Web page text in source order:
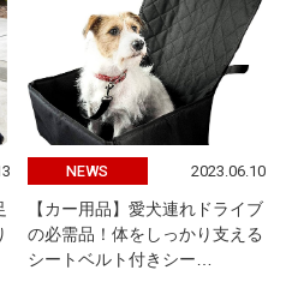
NEWS 2023.06.10
【カー用品】愛犬連れドライブ
の必需品！体をしっかり支える
シートベルト付きシー…